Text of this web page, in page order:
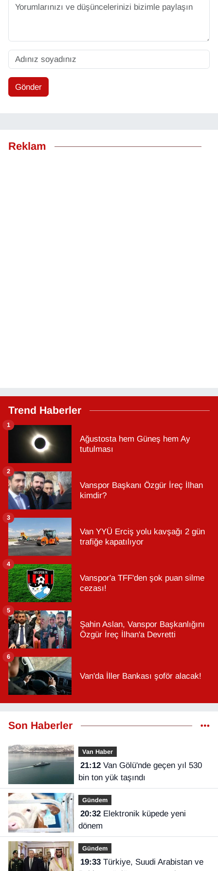
Gönder
Reklam
Trend Haberler
Ağustosta hem Güneş hem Ay
tutulması
1
Vanspor Başkanı Özgür İreç İlhan
kimdir?
2
Van YYÜ Erciş yolu kavşağı 2 gün
trafiğe kapatılıyor
3
Vanspor'a TFF'den şok puan silme
cezası!
4
Şahin Aslan, Vanspor Başkanlığını
Özgür İreç İlhan'a Devretti
5
Van'da İller Bankası şoför alacak!
6
Son Haberler
Van Haber
21:12Van Gölü'nde geçen yıl 530
bin ton yük taşındı
Gündem
20:32Elektronik küpede yeni
dönem
Gündem
19:33Türkiye, Suudi Arabistan ve